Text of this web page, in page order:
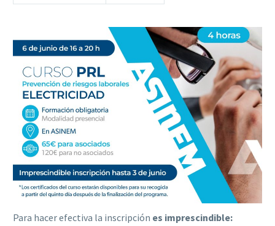
Para hacer efectiva la inscripción es imprescindible: